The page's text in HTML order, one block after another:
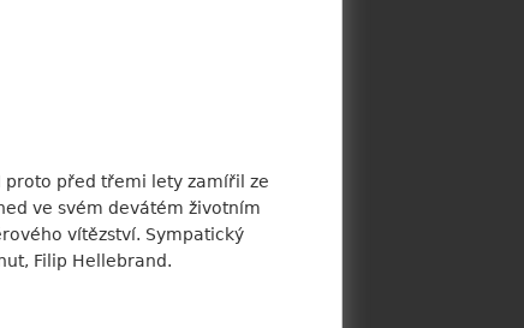
proto před třemi lety zamířil ze
ve svém devátém životním
vítězství. Sympatický
Filip Hellebrand.